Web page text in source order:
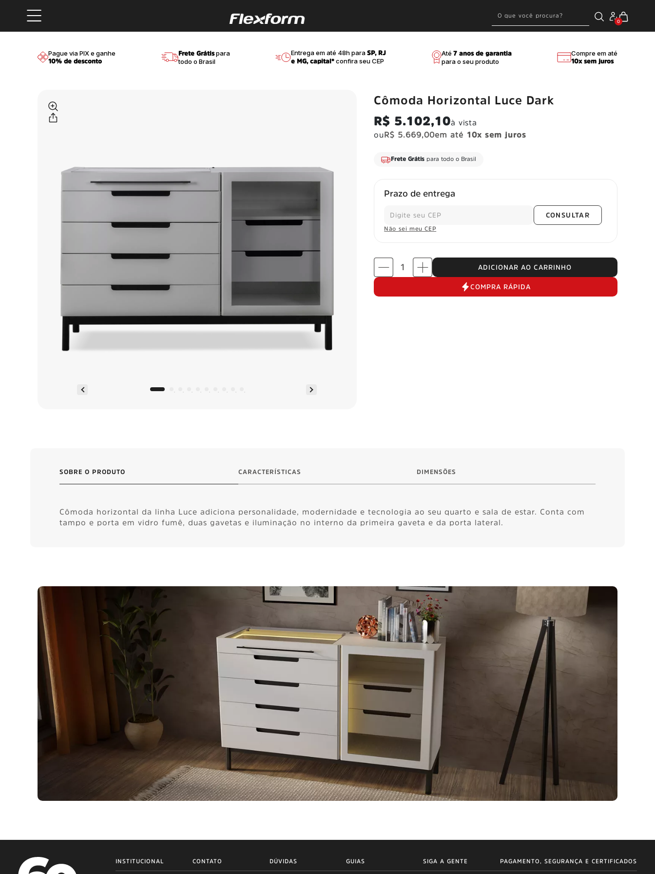
0
Pague via PIX e ganhe
10% de desconto
Frete Grátispara
todo o Brasil
Entrega em até 48h para SP, RJ
e MG, capital* confira seu CEP
Até 7 anos de garantia
para o seu produto
Compre em até
10x sem juros
Cômoda Horizontal Luce Dark
R$ 5.102,10à vista
ouR$ 5.669,00em até 10x sem juros
Frete Grátis para todo o Brasil
Prazo de entrega
CONSULTAR
Não sei meu CEP
ADICIONAR AO CARRINHO
COMPRA RÁPIDA
SOBRE O PRODUTO CARACTERÍSTICAS DIMENSÕES
Cômoda horizontal da linha Luce adiciona personalidade, modernidade e tecnologia ao seu quarto e sala de estar. Conta com
tampo e porta em vidro fumê, duas gavetas e iluminação no interno da primeira gaveta e da porta lateral.
INSTITUCIONAL CONTATO DÚVIDAS GUIAS SIGA A GENTE PAGAMENTO, SEGURANÇA E CERTIFICADOS